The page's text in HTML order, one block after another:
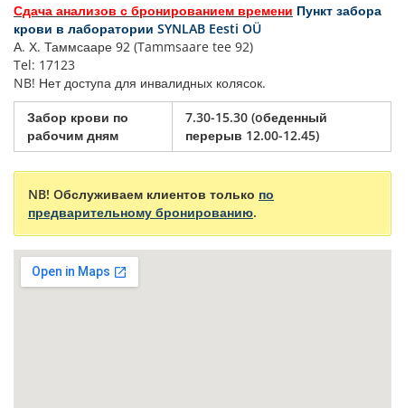
Сдача анализов с бронированием времени Пункт забора
крови в лаборатории SYNLAB Eesti OÜ
А. Х. Таммсааре 92 (Tammsaare tee 92)
Tel: 17123
NB! Нет доступа для инвалидных колясок.
Забор крови по
рабочим дням
7.30-15.30 (oбеденный
перерыв 12.00-12.45)
NB! Oбслуживаем клиентов только по
предварительному бронированию.